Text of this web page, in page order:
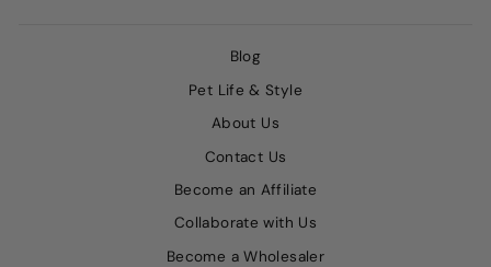
Blog
Pet Life & Style
About Us
Contact Us
Become an Affiliate
Collaborate with Us
Become a Wholesaler